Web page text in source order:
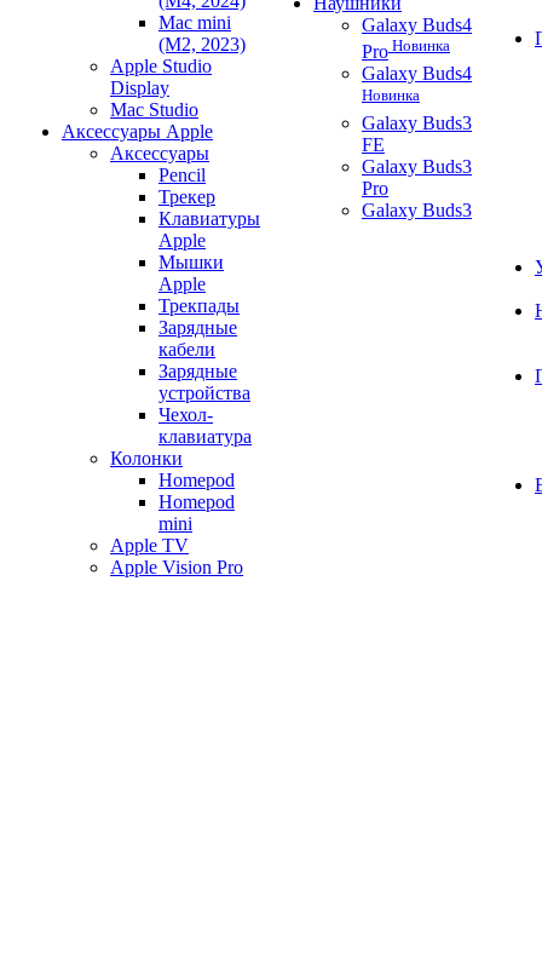
Mac mini
(M2, 2023)
Apple Studio
Display
Mac Studio
Аксессуары Apple
Аксессуары
Pencil
Трекер
Клавиатуры
Apple
Мышки
Apple
Трекпады
Зарядные
кабели
Зарядные
устройства
Чехол-
клавиатура
Колонки
Homepod
Homepod
mini
Apple TV
Apple Vision Pro
Galaxy Buds4
Pro Новинка
Galaxy Buds4
Новинка
Galaxy Buds3
FE
Galaxy Buds3
Pro
Galaxy Buds3